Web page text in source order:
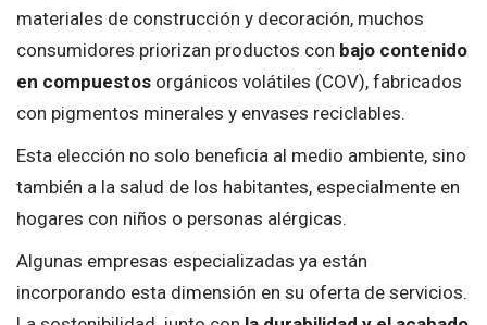
materiales de construcción y decoración, muchos
consumidores priorizan productos con bajo contenido
en compuestos orgánicos volátiles (COV), fabricados
con pigmentos minerales y envases reciclables.
Esta elección no solo beneficia al medio ambiente, sino
también a la salud de los habitantes, especialmente en
hogares con niños o personas alérgicas.
Algunas empresas especializadas ya están
incorporando esta dimensión en su oferta de servicios.